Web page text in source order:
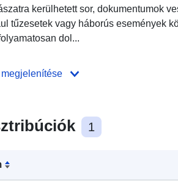
kerülhetett sor, dokumentumok
tűzesetek vagy háborús események
dol...
1